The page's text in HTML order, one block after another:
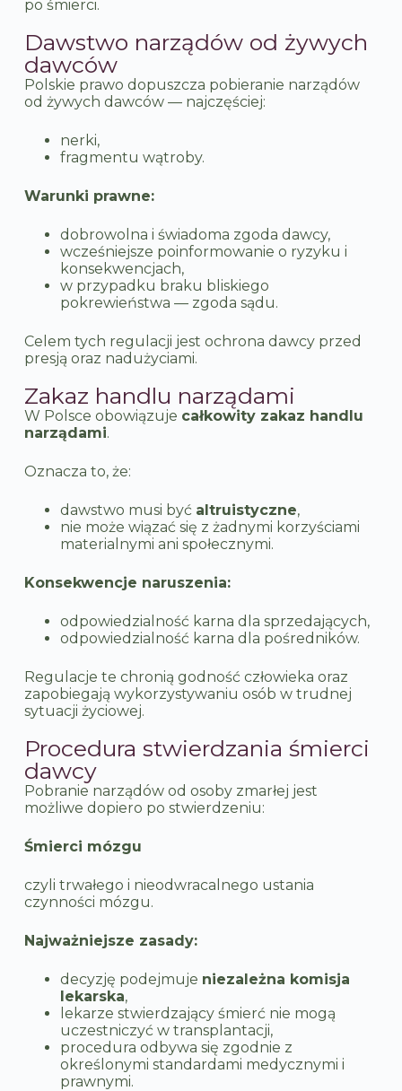
po śmierci.
Dawstwo narządów od żywych
dawców
Polskie prawo dopuszcza pobieranie narządów
od żywych dawców — najczęściej:
nerki,
fragmentu wątroby.
Warunki prawne:
dobrowolna i świadoma zgoda dawcy,
wcześniejsze poinformowanie o ryzyku i
konsekwencjach,
w przypadku braku bliskiego
pokrewieństwa — zgoda sądu.
Celem tych regulacji jest ochrona dawcy przed
presją oraz nadużyciami.
Zakaz handlu narządami
W Polsce obowiązuje całkowity zakaz handlu
narządami.
Oznacza to, że:
dawstwo musi być altruistyczne,
nie może wiązać się z żadnymi korzyściami
materialnymi ani społecznymi.
Konsekwencje naruszenia:
odpowiedzialność karna dla sprzedających,
odpowiedzialność karna dla pośredników.
Regulacje te chronią godność człowieka oraz
zapobiegają wykorzystywaniu osób w trudnej
sytuacji życiowej.
Procedura stwierdzania śmierci
dawcy
Pobranie narządów od osoby zmarłej jest
możliwe dopiero po stwierdzeniu:
Śmierci mózgu
czyli trwałego i nieodwracalnego ustania
czynności mózgu.
Najważniejsze zasady:
decyzję podejmuje niezależna komisja
lekarska,
lekarze stwierdzający śmierć nie mogą
uczestniczyć w transplantacji,
procedura odbywa się zgodnie z
określonymi standardami medycznymi i
prawnymi.